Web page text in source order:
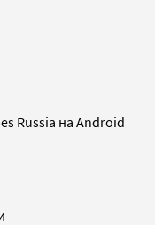
Russia на Android